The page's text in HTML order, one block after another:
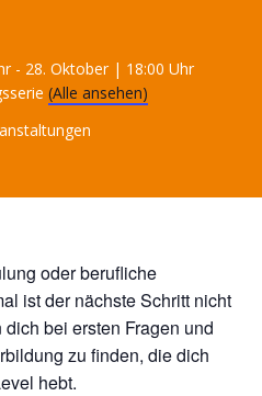
- 28. Oktober | 18:00 Uhr
(Alle ansehen)
oder berufliche
ist der nächste Schritt nicht
bei ersten Fragen und
zu finden, die dich
hebt.